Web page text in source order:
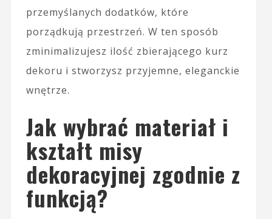
przemyślanych dodatków, które
porządkują przestrzeń. W ten sposób
zminimalizujesz ilość zbierającego kurz
dekoru i stworzysz przyjemne, eleganckie
wnętrze.
Jak wybrać materiał i
kształt misy
dekoracyjnej zgodnie z
funkcją?